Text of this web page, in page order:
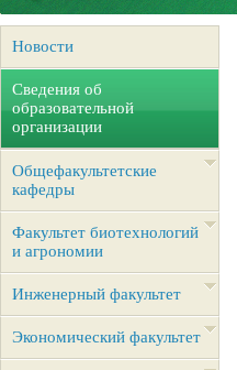
Новости
Сведения об
образовательной
организации
Общефакультетские
кафедры
Факультет биотехнологий
и агрономии
Инженерный факультет
Экономический факультет